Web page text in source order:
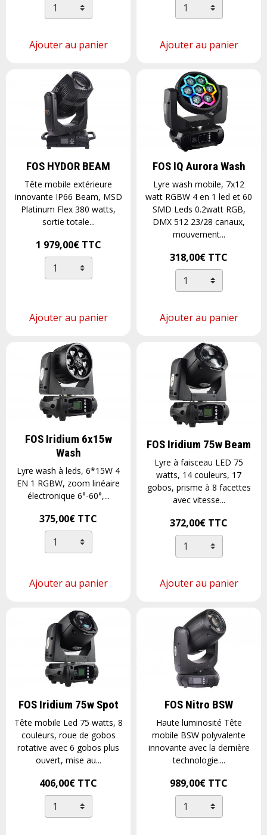
Ajouter au panier Ajouter au panier
FOS HYDOR BEAM
Tête mobile extérieure
innovante IP66 Beam, MSD
Platinum Flex 380 watts,
sortie totale...
1 979,00€ TTC
Ajouter au panier
FOS IQ Aurora Wash
Lyre wash mobile, 7x12
watt RGBW 4 en 1 led et 60
SMD Leds 0.2watt RGB,
DMX 512 23/28 canaux,
mouvement...
318,00€ TTC
Ajouter au panier
FOS Iridium 6x15w
Wash
Lyre wash à leds, 6*15W 4
EN 1 RGBW, zoom linéaire
électronique 6°-60°,...
375,00€ TTC
Ajouter au panier
FOS Iridium 75w Beam
Lyre à faisceau LED 75
watts, 14 couleurs, 17
gobos, prisme à 8 facettes
avec vitesse...
372,00€ TTC
Ajouter au panier
FOS Iridium 75w Spot
Tête mobile Led 75 watts, 8
couleurs, roue de gobos
rotative avec 6 gobos plus
ouvert, mise au...
406,00€ TTC
FOS Nitro BSW
Haute luminosité Tête
mobile BSW polyvalente
innovante avec la dernière
technologie....
989,00€ TTC